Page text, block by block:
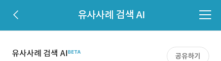
유사사례 검색 AI
유사사례 검색 AI 공유하기